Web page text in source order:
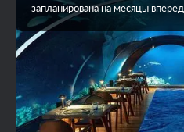
запланирована на месяцы вперед